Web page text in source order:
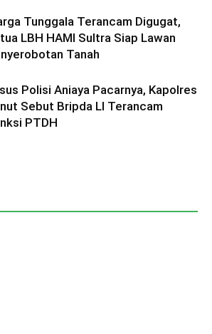
Tunggala Terancam Digugat,
LBH HAMI Sultra Siap Lawan
Tanah
Polisi Aniaya Pacarnya, Kapolres
Sebut Bripda LI Terancam
PTDH